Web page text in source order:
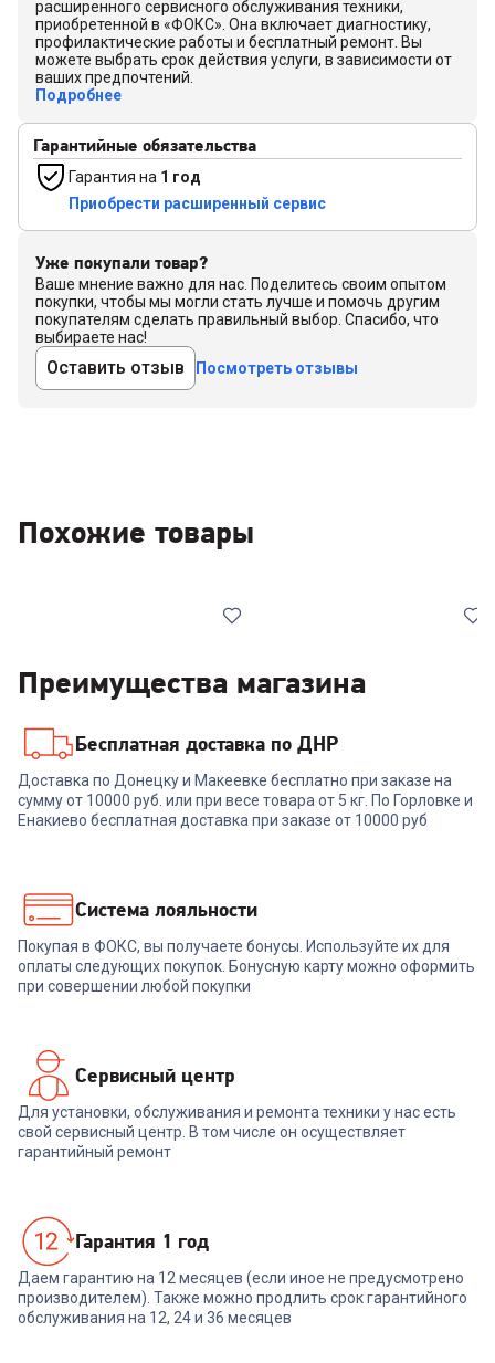
расширенного сервисного обслуживания техники,
приобретенной в «ФОКС». Она включает диагностику,
профилактические работы и бесплатный ремонт. Вы
можете выбрать срок действия услуги, в зависимости от
ваших предпочтений.
Подробнее
Гарантийные обязательства
Гарантия на 1 год
Приобрести расширенный сервис
Уже покупали товар?
Ваше мнение важно для нас. Поделитесь своим опытом
покупки, чтобы мы могли стать лучше и помочь другим
покупателям сделать правильный выбор. Спасибо, что
выбираете нас!
Оставить отзыв Посмотреть отзывы
Похожие товары
Монитор SAMSUNG 24"
S24D300GA
7 999₽
В корзину
00-00014857
Монитор XIAOMI 23.8" A24i
2026 IPS FHD чер 6ms HDMI
В корзину
Преимущества магазина
Бесплатная доставка по ДНР
Доставка по Донецку и Макеевке бесплатно при заказе на
сумму от 10000 руб. или при весе товара от 5 кг. По Горловке и
Енакиево бесплатная доставка при заказе от 10000 руб
Система лояльности
Покупая в ФОКС, вы получаете бонусы. Используйте их для
оплаты следующих покупок. Бонусную карту можно оформить
при совершении любой покупки
Сервисный центр
Для установки, обслуживания и ремонта техники у нас есть
свой сервисный центр. В том числе он осуществляет
гарантийный ремонт
Гарантия 1 год
Даем гарантию на 12 месяцев (если иное не предусмотрено
производителем). Также можно продлить срок гарантийного
обслуживания на 12, 24 и 36 месяцев